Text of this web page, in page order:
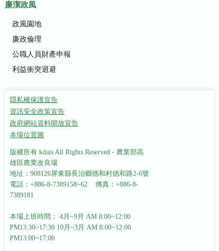
廉潔政風
政風園地
廉政倫理
公職人員財產申報
利益衝突迴避
隱私權保護宣告
資訊安全政策宣告
政府網站資料開放宣告
本場位置圖
版權所有 kdais All Rights Reserved - 農業部高
雄區農業改良場
地址：908126屏東縣長治鄉德和村德和路2-6號
電話：+886-8-7389158~62 傳真：+886-8-
7389181
本場上班時間： 4月~9月 AM 8:00~12:00
PM13:30~17:30 10月~3月 AM 8:00~12:00
PM13:00~17:00